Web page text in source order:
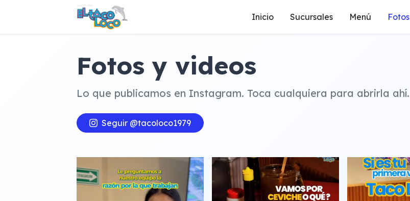
Inicio Sucursales Menú Fotos
Fotos y videos
Lo que publicamos en Instagram. Toca cualquiera para abrirla ahí.
Seguir @tacoloco1979